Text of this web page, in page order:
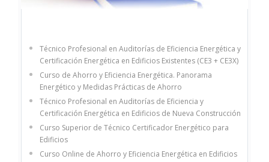
Técnico Profesional en Auditorías de Eficiencia Energética y
Certificación Energética en Edificios Existentes (CE3 + CE3X)
Curso de Ahorro y Eficiencia Energética. Panorama
Energético y Medidas Prácticas de Ahorro
Técnico Profesional en Auditorías de Eficiencia y
Certificación Energética en Edificios de Nueva Construcción
Curso Superior de Técnico Certificador Energético para
Edificios
Curso Online de Ahorro y Eficiencia Energética en Edificios